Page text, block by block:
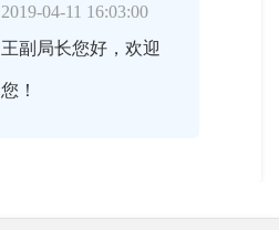
2019-04-11 16:03:00
王副局长您好，欢迎
您！
2019-04-11 16:04:00